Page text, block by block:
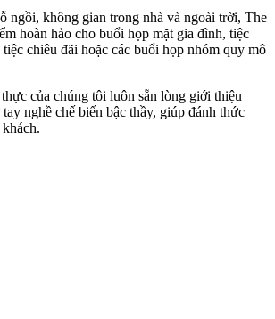
ngồi, không gian trong nhà và ngoài trời, The
hoàn hảo cho buổi họp mặt gia đình, tiệc
chiêu đãi hoặc các buổi họp nhóm quy mô
của chúng tôi luôn sẵn lòng giới thiệu
nghề chế biến bậc thầy, giúp đánh thức